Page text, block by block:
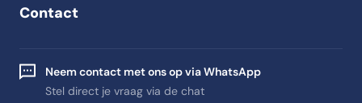
Contact
Neem contact met ons op via WhatsApp
Stel direct je vraag via de chat